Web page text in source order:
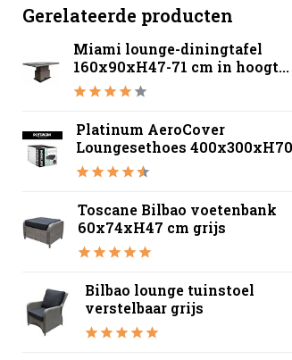
Gerelateerde producten
Miami lounge-diningtafel
160x90xH47-71 cm in hoogt...
Platinum AeroCover
Loungesethoes 400x300xH70
Toscane Bilbao voetenbank
60x74xH47 cm grijs
Bilbao lounge tuinstoel
verstelbaar grijs